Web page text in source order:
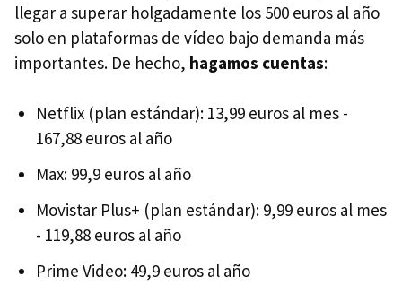
llegar a superar holgadamente los 500 euros al año
solo en plataformas de vídeo bajo demanda más
importantes. De hecho, hagamos cuentas:
Netflix (plan estándar): 13,99 euros al mes -
167,88 euros al año
Max: 99,9 euros al año
Movistar Plus+ (plan estándar): 9,99 euros al mes
- 119,88 euros al año
Prime Video: 49,9 euros al año